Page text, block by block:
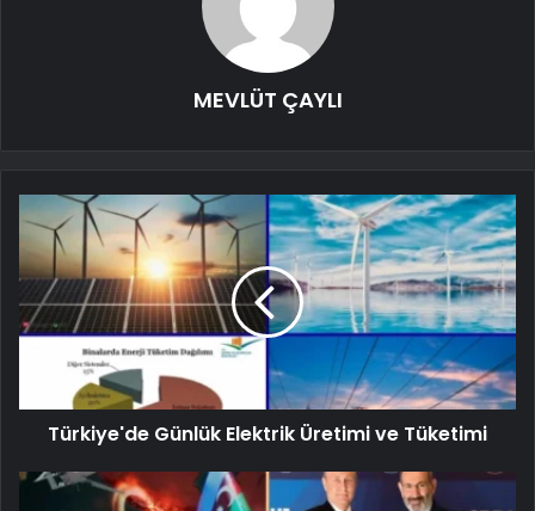
MEVLÜT ÇAYLI
Türkiye'de Günlük Elektrik Üretimi ve Tüketimi